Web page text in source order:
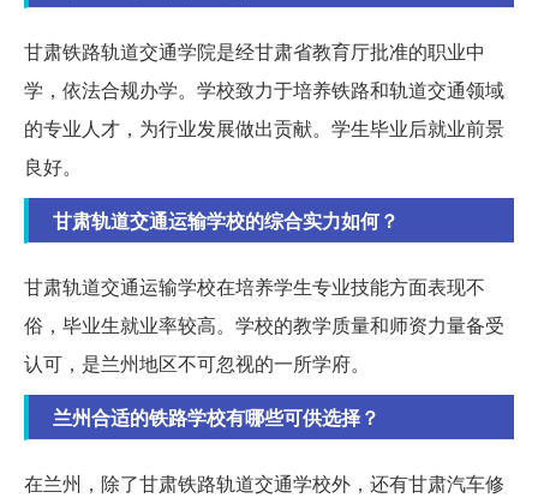
甘肃铁路轨道交通学院是经甘肃省教育厅批准的职业中
学，依法合规办学。学校致力于培养铁路和轨道交通领域
的专业人才，为行业发展做出贡献。学生毕业后就业前景
良好。
甘肃轨道交通运输学校的综合实力如何？
甘肃轨道交通运输学校在培养学生专业技能方面表现不
俗，毕业生就业率较高。学校的教学质量和师资力量备受
认可，是兰州地区不可忽视的一所学府。
兰州合适的铁路学校有哪些可供选择？
在兰州，除了甘肃铁路轨道交通学校外，还有甘肃汽车修